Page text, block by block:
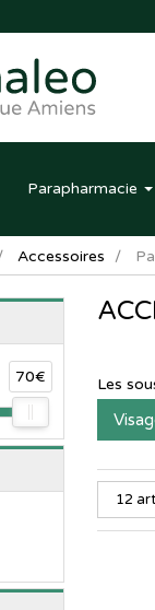
Parapharmacie
Accessoires
70€ Les